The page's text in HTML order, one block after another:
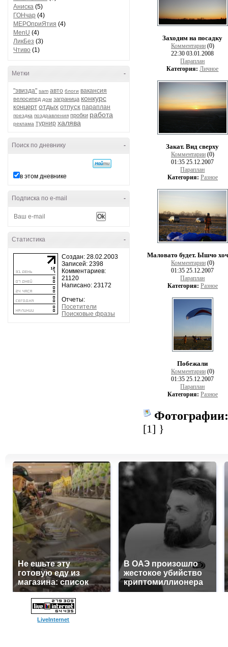
Аниска (5)
ГОНчар (4)
МЕРОприЯтия (4)
MenU (4)
ЛикБез (3)
Чтиво (1)
-
Метки
"звизда" sam авто блоги вакансия
велосипед дом заграница конкурс
концерт отдых отпуск параплан
поездка поздравления пробки работа
реклама турнир халява
-
Поиск по дневнику
в этом дневнике
-
Подписка по e-mail
-
Статистика
Создан: 28.02.2003
Записей: 2398
Комментариев:
21120
Написано: 23172
Отчеты:
Посетители
Поисковые фразы
Заходим на посадку
Комментарии (0)
22:30 03.01.2008
Параплан
Категория: Личное
Закат. Вид сверху
Комментарии (0)
01:35 25.12.2007
Параплан
Категория: Разное
Маловато будет. Ышчо
Комментарии (0)
01:35 25.12.2007
Параплан
Категория: Разное
Побежали
Комментарии (0)
01:35 25.12.2007
Параплан
Категория: Разное
[1] }
Не ешьте эту
готовую еду из
магазина: список
В ОАЭ произошло
жестокое убийство
криптомиллионера
LiveInternet